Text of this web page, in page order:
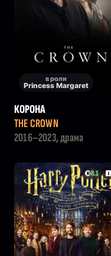
в роли
Princess Margaret
КОРОНА
THE CROWN
2016–2023, драма
8.1